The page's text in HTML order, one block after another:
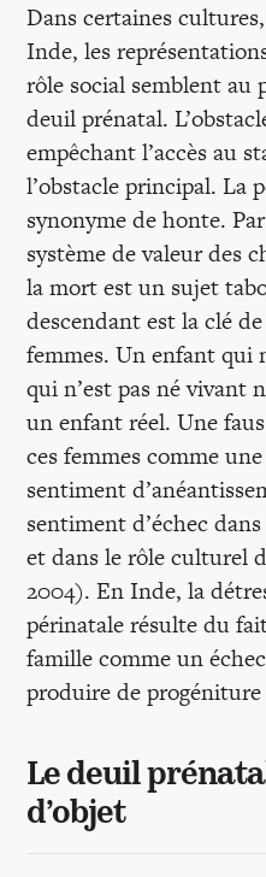
Dans certaines
Inde, les
rôle social semblent au
deuil prénatal.
empêchant l’accès au
l’obstacle principal. La
synonyme de honte.
système de valeur des
la mort est un sujet
descendant est la clé
femmes. Un enfant qui
qui n’est pas né vivant
un enfant réel. Une
ces femmes comme
sentiment
sentiment d’échec
et dans le rôle culturel
2004). En Inde, la
périnatale résulte du
famille comme un
produire de
Le deuil
d’objet